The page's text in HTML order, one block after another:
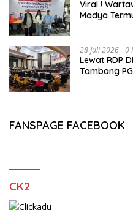
Viral !
Madya
28 Juli 2026 0
Lewat RDP
Tambang
FANSPAGE FACEBOOK
CK2